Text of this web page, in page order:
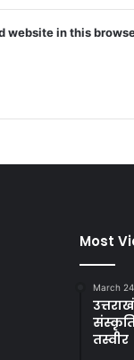
website in this
Most
March
तस्वीर